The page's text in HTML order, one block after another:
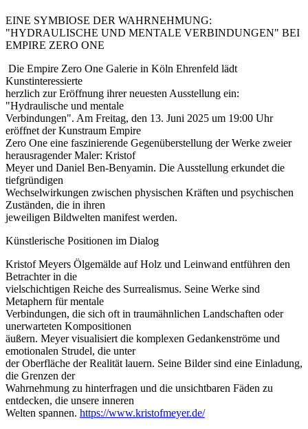
EINE SYMBIOSE DER WAHRNEHMUNG:
"HYDRAULISCHE UND MENTALE VERBINDUNGEN" BEI
EMPIRE ZERO ONE
Die Empire Zero One Galerie in Köln Ehrenfeld lädt
Kunstinteressierte
herzlich zur Eröffnung ihrer neuesten Ausstellung ein:
"Hydraulische und mentale
Verbindungen". Am Freitag, den 13. Juni 2025 um 19:00 Uhr
eröffnet der Kunstraum Empire
Zero One eine faszinierende Gegenüberstellung der Werke zweier
herausragender Maler: Kristof
Meyer und Daniel Ben-Benyamin. Die Ausstellung erkundet die
tiefgründigen
Wechselwirkungen zwischen physischen Kräften und psychischen
Zuständen, die in ihren
jeweiligen Bildwelten manifest werden.
Künstlerische Positionen im Dialog
Kristof Meyers Ölgemälde auf Holz und Leinwand entführen den
Betrachter in die
vielschichtigen Reiche des Surrealismus. Seine Werke sind
Metaphern für mentale
Verbindungen, die sich oft in traumähnlichen Landschaften oder
unerwarteten Kompositionen
äußern. Meyer visualisiert die komplexen Gedankenströme und
emotionalen Strudel, die unter
der Oberfläche der Realität lauern. Seine Bilder sind eine Einladung,
die Grenzen der
Wahrnehmung zu hinterfragen und die unsichtbaren Fäden zu
entdecken, die unsere inneren
Welten spannen. https://www.kristofmeyer.de/